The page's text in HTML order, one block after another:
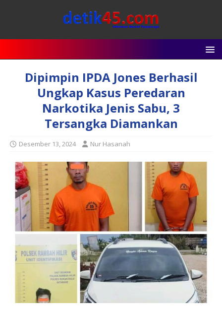
Dipimpin IPDA Jones Berhasil
Ungkap Kasus Peredaran
Narkotika Jenis Sabu, 3
Tersangka Diamankan
Desember 13, 2024 Nur Hasanah